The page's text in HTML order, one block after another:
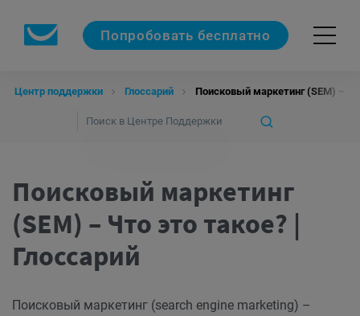
Попробовать бесплатно
Центр поддержки Глоссарий Поисковый маркетинг (SEM) –
Поисковый маркетинг
(SEM) – Что это такое? |
Глоссарий
Поисковый маркетинг (search engine marketing) –